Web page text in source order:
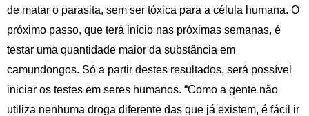
de matar o parasita, sem ser tóxica para a célula humana. O
próximo passo, que terá início nas próximas semanas, é
testar uma quantidade maior da substância em
camundongos. Só a partir destes resultados, será possível
iniciar os testes em seres humanos. “Como a gente não
utiliza nenhuma droga diferente das que já existem, é fácil ir